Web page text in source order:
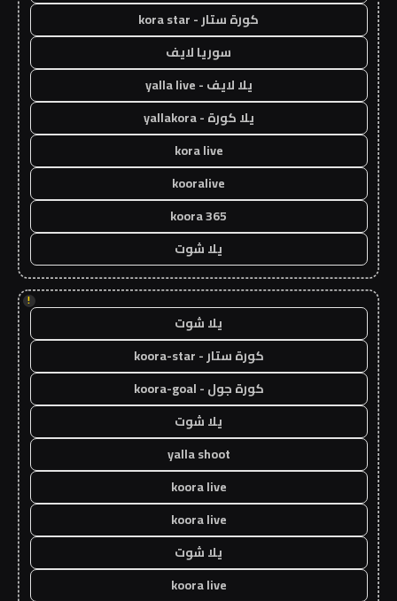
كورة ستار - kora star
سوريا لايف
يلا لايف - yalla live
يلا كورة - yallakora
kora live
kooralive
koora 365
يلا شوت
!
يلا شوت
كورة ستار - koora-star
كورة جول - koora-goal
يلا شوت
yalla shoot
koora live
koora live
يلا شوت
koora live